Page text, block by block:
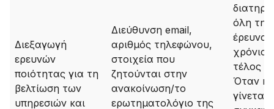
Διεξαγωγή
ερευνών
ποιότητας για τη
βελτίωση των
υπηρεσιών και
Διεύθυνση email,
αριθμός τηλεφώνου,
στοιχεία που
ζητούνται στην
ανακοίνωση/το
ερωτηματολόγιο της
όλη τη
χρόνια
τέλος
Όταν η
γίνεται